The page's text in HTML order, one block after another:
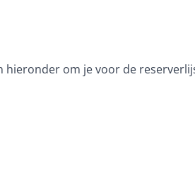
hieronder om je voor de